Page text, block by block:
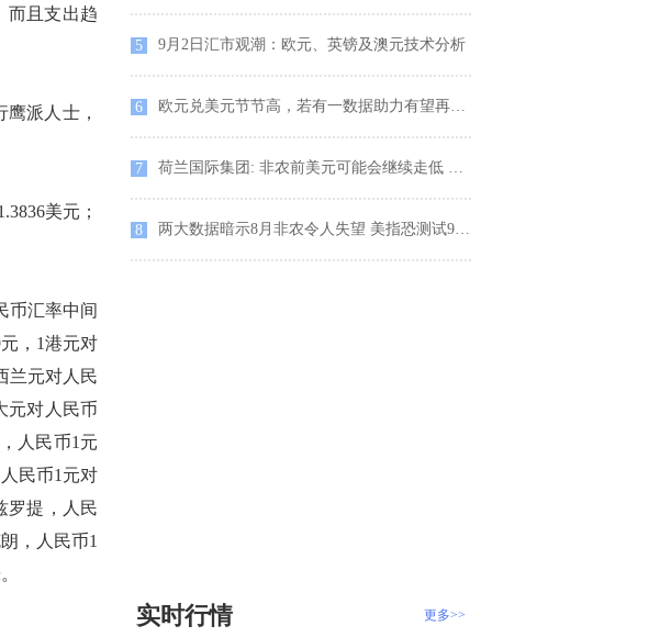
且支出趋
派人士，
美元；
汇率中间
，1港元对
兰元对人民
元对人民币
人民币1元
民币1元对
罗提，人民
，人民币1
5 9月2日汇市观潮：欧元、英镑及澳元技术分析
6 欧元兑美元节节高，若有一数据助力有望再突破1.19
7 荷兰国际集团: 非农前美元可能会继续走低 美元、欧元、英镑走势分析
8 两大数据暗示8月非农令人失望 美指恐测试92.23支撑位
更多>>
实时行情